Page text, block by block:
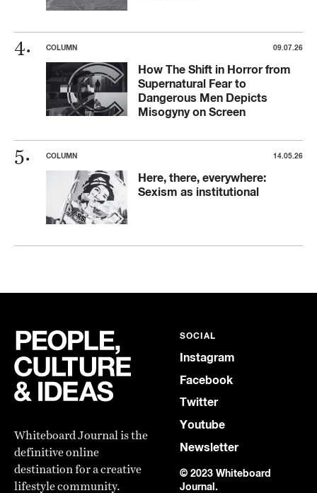
COLUMN 09.07.26
How The Shift in Horror from
Supernatural Fear to
Dangerous Men Depicts
Misogyny on Screen
COLUMN 14.05.26
Here, there, everywhere:
Sexism as institutional
Whiteboard Journal is the
definitive online
destination for a creative
lifestyle community.
SOCIAL
Instagram
Facebook
Twitter
Youtube
Newsletter
© 2023 Whiteboard
Journal.